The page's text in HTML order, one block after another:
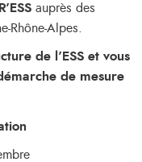
auprès des
Rhône-Alpes.
de l’ESS et vous
de mesure